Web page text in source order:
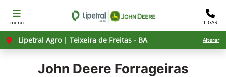
menu LIGAR
Lipetral Agro | Teixeira de Freitas - BA Alterar
John Deere Forrageiras